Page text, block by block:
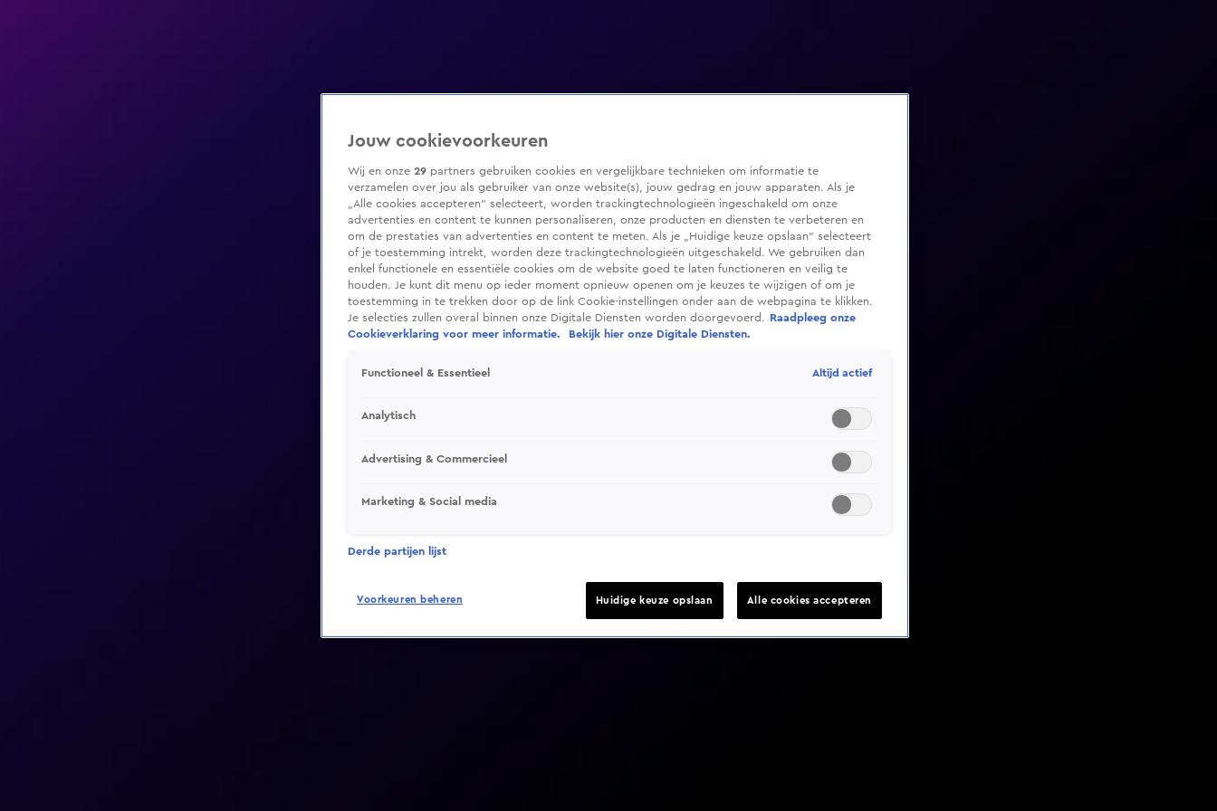
Video helaas niet gevonden
Jouw cookievoorkeuren
Wij en onze 29 partners gebruiken cookies en vergelijkbare technieken om informatie te
verzamelen over jou als gebruiker van onze website(s), jouw gedrag en jouw apparaten. Als je
„Alle cookies accepteren” selecteert, worden trackingtechnologieën ingeschakeld om onze
advertenties en content te kunnen personaliseren, onze producten en diensten te verbeteren en
om de prestaties van advertenties en content te meten. Als je „Huidige keuze opslaan” selecteert
of je toestemming intrekt, worden deze trackingtechnologieën uitgeschakeld. We gebruiken dan
enkel functionele en essentiële cookies om de website goed te laten functioneren en veilig te
houden. Je kunt dit menu op ieder moment opnieuw openen om je keuzes te wijzigen of om je
toestemming in te trekken door op de link Cookie-instellingen onder aan de webpagina te klikken.
Je selecties zullen overal binnen onze Digitale Diensten worden doorgevoerd.
Raadpleeg onze
Cookieverklaring voor meer informatie.
Bekijk hier onze Digitale Diensten.
Functioneel & Essentieel Altijd actief
Analytisch
Advertising & Commercieel
Marketing & Social media
Derde partijen lijst
Voorkeuren beheren Huidige keuze opslaan Alle cookies accepteren